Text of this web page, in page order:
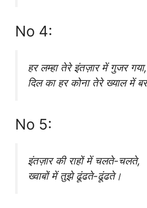
No 4:
हर लम्हा तेरे इंतज़ार में गुजर गया,
दिल का हर कोना तेरे ख्याल में
No 5:
इंतज़ार की राहों में चलते-चलते,
ख्वाबों में तुझे ढूंढते-ढूंढते।